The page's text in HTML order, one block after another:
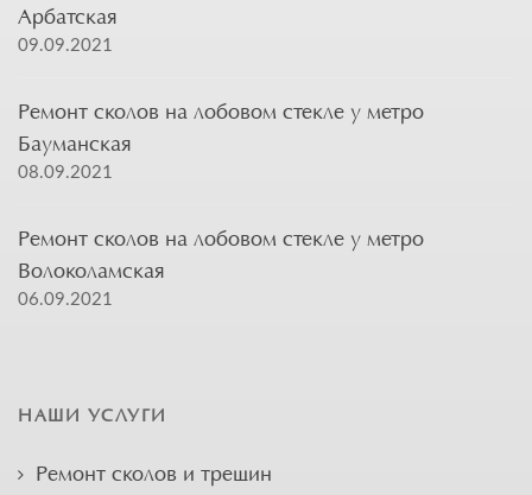
Арбатская
09.09.2021
Ремонт сколов на лобовом стекле у метро
Бауманская
08.09.2021
Ремонт сколов на лобовом стекле у метро
Волоколамская
06.09.2021
НАШИ УСЛУГИ
Ремонт сколов и трещин